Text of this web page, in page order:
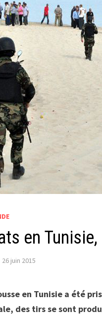
en
26 juin 2015
en Tunisie a été
des tirs se sont